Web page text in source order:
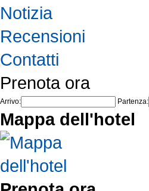
Notizia
Recensioni
Contatti
Prenota ora
Arrivo: Partenza:
Mappa dell'hotel